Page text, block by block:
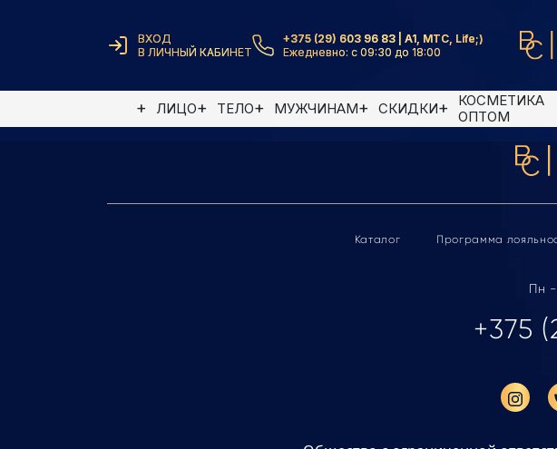
ВХОД
В ЛИЧНЫЙ КАБИНЕТ
+375 (29) 603 96 83 | A1, MTC, Life;)
Ежедневно: с 09:30 до 18:00
ЛИЦО ТЕЛО МУЖЧИНАМ СКИДКИ
КОСМЕТИКА
ОПТОМ
Элемент не найден
Каталог Программа
Пн -
+375